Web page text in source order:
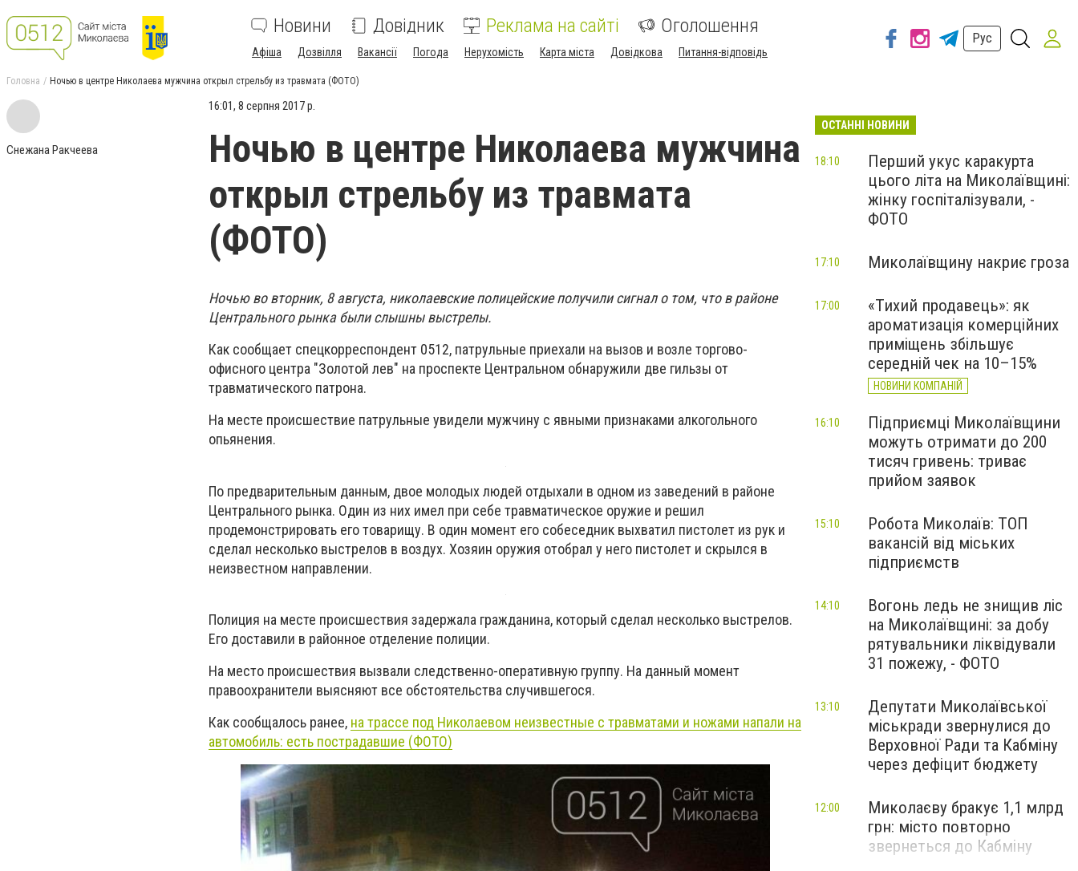
Новини Довідник Реклама на сайті Оголошення
Афіша Дозвілля Вакансії Погода Нерухомість Карта міста Довідкова Питання-відповідь
Рус
Головна Ночью в центре Николаева мужчина открыл стрельбу из травмата (ФОТО)
Снежана Ракчеева
16:01, 8 серпня 2017 р.
Ночью в центре Николаева мужчина
открыл стрельбу из травмата
(ФОТО)
Ночью во вторник, 8 августа, николаевские полицейские получили сигнал о том, что в районе
Центрального рынка были слышны выстрелы.
Как сообщает спецкорреспондент 0512, патрульные приехали на вызов и возле торгово-
офисного центра "Золотой лев" на проспекте Центральном обнаружили две гильзы от
травматического патрона.
На месте происшествие патрульные увидели мужчину с явными признаками алкогольного
опьянения.
По предварительным данным, двое молодых людей отдыхали в одном из заведений в районе
Центрального рынка. Один из них имел при себе травматическое оружие и решил
продемонстрировать его товарищу. В один момент его собеседник выхватил пистолет из рук и
сделал несколько выстрелов в воздух. Хозяин оружия отобрал у него пистолет и скрылся в
неизвестном направлении.
Полиция на месте происшествия задержала гражданина, который сделал несколько выстрелов.
Его доставили в районное отделение полиции.
На место происшествия вызвали следственно-оперативную группу. На данный момент
правоохранители выясняют все обстоятельства случившегося.
Как сообщалось ранее, на трассе под Николаевом неизвестные с травматами и ножами напали на
автомобиль: есть пострадавшие (ФОТО)
ОСТАННІ НОВИНИ
Перший укус каракурта
цього літа на Миколаївщині:
жінку госпіталізували, -
ФОТО
18:10
Миколаївщину накриє гроза
17:10
«Тихий продавець»: як
ароматизація комерційних
приміщень збільшує
середній чек на 10–15%
НОВИНИ КОМПАНІЙ
17:00
Підприємці Миколаївщини
можуть отримати до 200
тисяч гривень: триває
прийом заявок
16:10
Робота Миколаїв: ТОП
вакансій від міських
підприємств
15:10
Вогонь ледь не знищив ліс
на Миколаївщині: за добу
рятувальники ліквідували
31 пожежу, - ФОТО
14:10
Депутати Миколаївської
міськради звернулися до
Верховної Ради та Кабміну
через дефіцит бюджету
13:10
Миколаєву бракує 1,1 млрд
грн: місто повторно
звернеться до Кабміну
12:00